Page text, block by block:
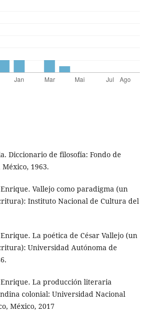
Diccionario de filosofía: Fondo de
1963.
Enrique. Vallejo como paradigma (un
Instituto Nacional de Cultura del
Enrique. La poética de César Vallejo (un
Universidad Autónoma de
Enrique. La producción literaria
colonial: Universidad Nacional
México, 2017